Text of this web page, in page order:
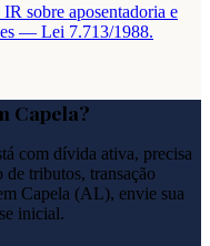
sobre aposentadoria e
— Lei 7.713/1988.
Capela?
com dívida ativa, precisa
tributos, transação
Capela (AL), envie sua
inicial.